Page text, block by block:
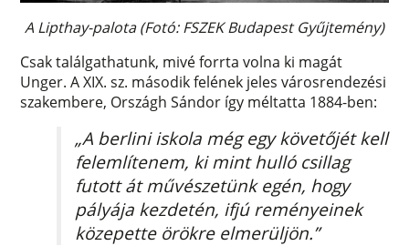
A Lipthay-palota (Fotó: FSZEK Budapest Gyűjtemény)
Csak találgathatunk, mivé forrta volna ki magát
Unger. A XIX. sz. második felének jeles városrendezési
szakembere, Országh Sándor így méltatta 1884-ben:
„A berlini iskola még egy követőjét kell
felemlítenem, ki mint hulló csillag
futott át művészetünk egén, hogy
pályája kezdetén, ifjú reményeinek
közepette örökre elmerüljön.”